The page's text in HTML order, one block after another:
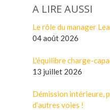
A LIRE AUSSI
Le rôle du manager
04 août 2026
L'équilibre charge-
13 juillet 2026
Démission intérieure,
d’autres voies !